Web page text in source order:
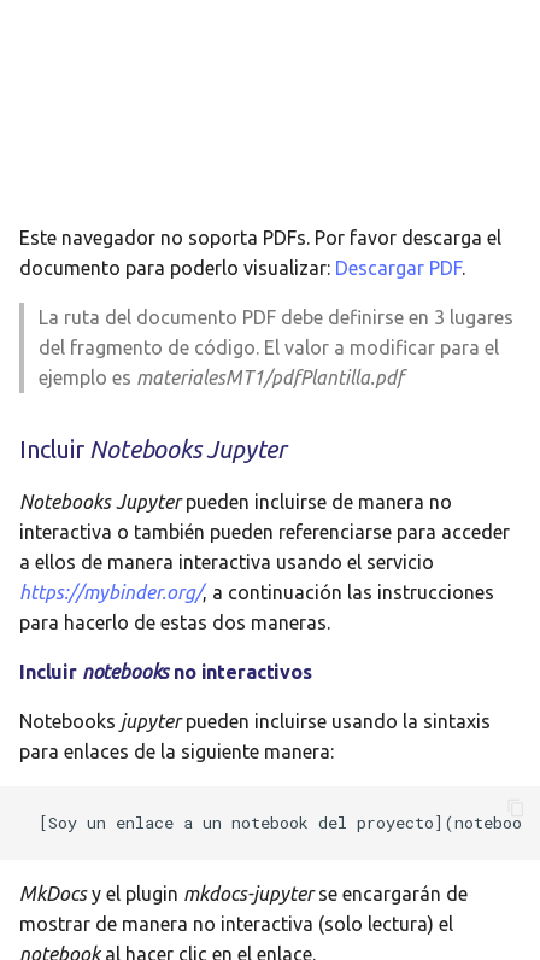
Este navegador no soporta PDFs. Por favor descarga el
documento para poderlo visualizar: Descargar PDF.
La ruta del documento PDF debe definirse en 3 lugares
del fragmento de código. El valor a modificar para el
ejemplo es materialesMT1/pdfPlantilla.pdf
Incluir Notebooks Jupyter
Notebooks Jupyterpueden incluirse de manera no
interactiva o también pueden referenciarse para acceder
a ellos de manera interactiva usando el servicio
https://mybinder.org/, a continuación las instrucciones
para hacerlo de estas dos maneras.
Incluir notebooksno interactivos
Notebooks jupyterpueden incluirse usando la sintaxis
para enlaces de la siguiente manera:
MkDocsy el plugin mkdocs-jupyterse encargarán de
mostrar de manera no interactiva (solo lectura) el
notebookal hacer clic en el enlace.